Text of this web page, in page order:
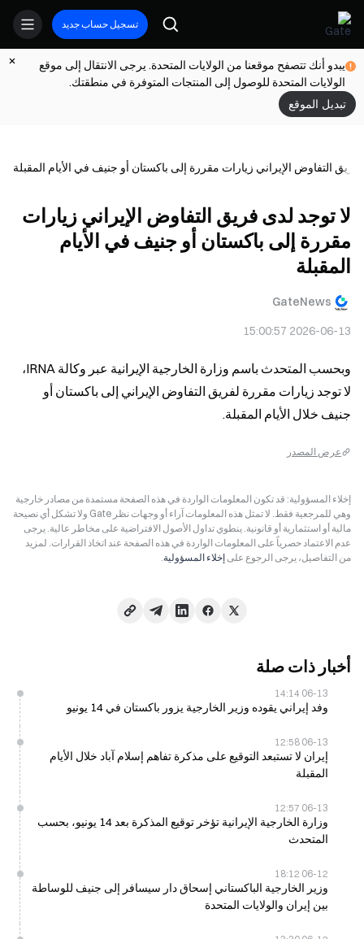
تسجيل حساب جديد
يبدو أنك تتصفح موقعنا من الولايات المتحدة. يرجى الانتقال إلى موقع
الولايات المتحدة للوصول إلى المنتجات المتوفرة في منطقتك.
تبديل الموقع
فريق التفاوض الإيراني زيارات مقررة إلى باكستان أو جنيف في الأيام المقبلة
لا توجد لدى فريق التفاوض الإيراني زيارات
مقررة إلى باكستان أو جنيف في الأيام
المقبلة
GateNews
2026-06-13 15:00:57
جنيف خلال الأيام المقبلة.
عرض المصدر
إخلاء المسؤولية: قد تكون المعلومات الواردة في هذه الصفحة مستمدة من مصادر خارجية
وهي للمرجعية فقط. لا تمثل هذه المعلومات آراء أو وجهات نظر Gate ولا تشكل أي نصيحة
مالية أو استثمارية أو قانونية. ينطوي تداول الأصول الافتراضية على مخاطر عالية. يرجى
عدم الاعتماد حصرياً على المعلومات الواردة في هذه الصفحة عند اتخاذ القرارات. لمزيد
من التفاصيل، يرجى الرجوع على إخلاء المسؤولية.
أخبار ذات صلة
06-13 14:14
وفد إيراني يقوده وزير الخارجية يزور باكستان في 14 يونيو
06-13 12:58
إيران لا تستبعد التوقيع على مذكرة تفاهم إسلام آباد خلال الأيام
المقبلة
06-13 12:57
وزارة الخارجية الإيرانية تؤخر توقيع المذكرة بعد 14 يونيو، بحسب
المتحدث
06-12 18:12
وزير الخارجية الباكستاني إسحاق دار سيسافر إلى جنيف للوساطة
بين إيران والولايات المتحدة